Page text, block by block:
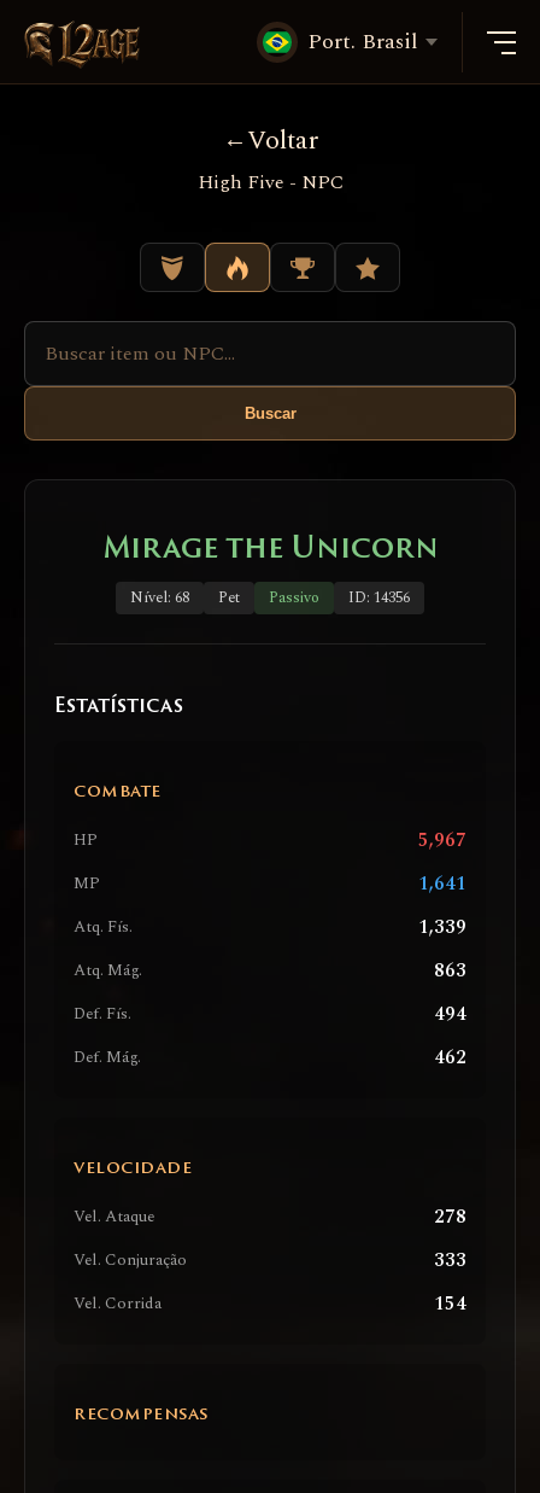
Port. Brasil
Voltar
High Five - NPC
Buscar
Mirage the Unicorn
Nível: 68 Pet Passivo ID: 14356
Estatísticas
COMBATE
HP 5,967
MP 1,641
Atq. Fís. 1,339
Atq. Mág. 863
Def. Fís. 494
Def. Mág. 462
VELOCIDADE
Vel. Ataque 278
Vel. Conjuração 333
Vel. Corrida 154
RECOMPENSAS